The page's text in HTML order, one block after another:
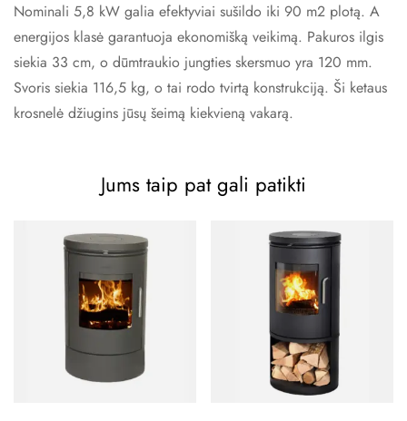
Nominali 5,8 kW galia efektyviai sušildo iki 90 m2 plotą. A
energijos klasė garantuoja ekonomišką veikimą. Pakuros ilgis
siekia 33 cm, o dūmtraukio jungties skersmuo yra 120 mm.
Svoris siekia 116,5 kg, o tai rodo tvirtą konstrukciją. Ši ketaus
krosnelė džiugins jūsų šeimą kiekvieną vakarą.
Jums taip pat gali patikti